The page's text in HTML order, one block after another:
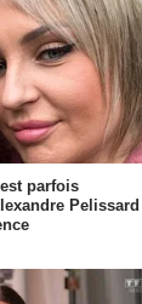
parfois
Pelissard